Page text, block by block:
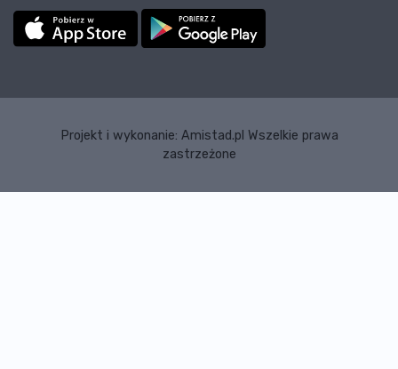
Projekt i wykonanie: Amistad.pl Wszelkie prawa
zastrzeżone